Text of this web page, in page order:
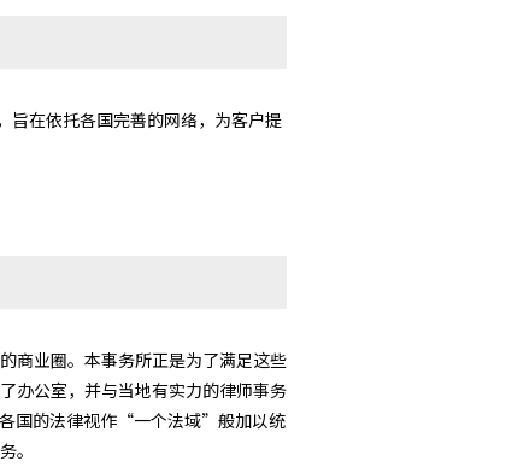
旨在依托各国完善的网络，为客户提
商业圈。本事务所正是为了满足这些
办公室，并与当地有实力的律师事务
国的法律视作“一个法域”般加以统
。